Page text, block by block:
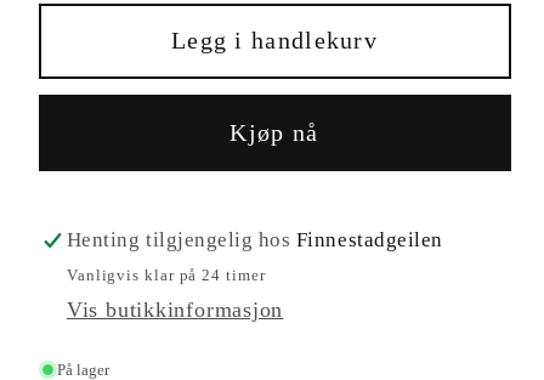
for
Smart
for
Phoenix
Smart
Legg i handlekurv
Kjøp nå
Henting tilgjengelig hos Finnestadgeilen
Vanligvis klar på 24 timer
Vis butikkinformasjon
På lager